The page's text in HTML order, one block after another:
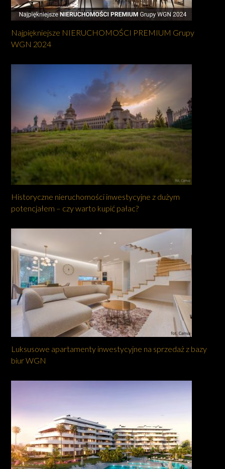
Najpiękniejsze NIERUCHOMOŚCI PREMIUM Grupy
WGN 2024
Historyczne nieruchomości inwestycyjne z dużym
potencjałem – czy warto kupić pałac?
Luksusowe apartamenty inwestycyjne na sprzedaż z bazy
biur WGN